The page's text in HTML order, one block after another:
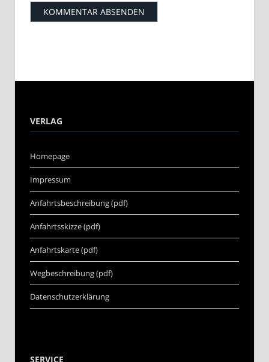
VERLAG
Homepage
Impressum
Anfahrtsbeschreibung (pdf)
Anfahrtsskizze (pdf)
Anfahrtskarte (pdf)
Wegbeschreibung (pdf)
Datenschutzerklärung
SERVICE